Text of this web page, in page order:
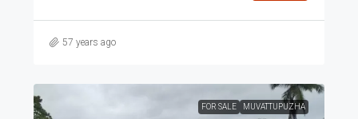
57 years ago
FOR SALE MUVATTUPUZHA